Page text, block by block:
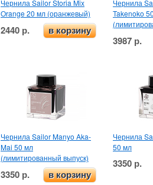
Чернила Sailor Storia Mix
Orange 20 мл (оранжевый)
2440 р. в корзину
Чернила
Takenoko
3987 р.
Чернила Sailor Manyo Aka-
Mai 50 мл
(лимитированный выпуск)
3350 р. в корзину
Чернила
50 мл
3350 р.